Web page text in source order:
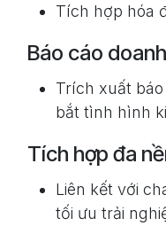
Tích hợp hóa
Báo cáo
Trích xuất
bắt tình hình
Tích hợp đa
Liên kết với
tối ưu trải